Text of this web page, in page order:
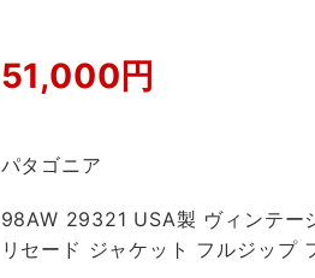
51,000円
パタゴニア
98AW 29321 USA製 ヴィンテー
リセード ジャケット フルジップ